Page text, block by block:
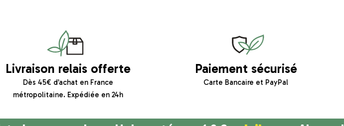
Livraison relais offerte
Dès 45€ d’achat en France
métropolitaine. Expédiée en 24h
Paiement sécurisé
Carte Bancaire et PayPal